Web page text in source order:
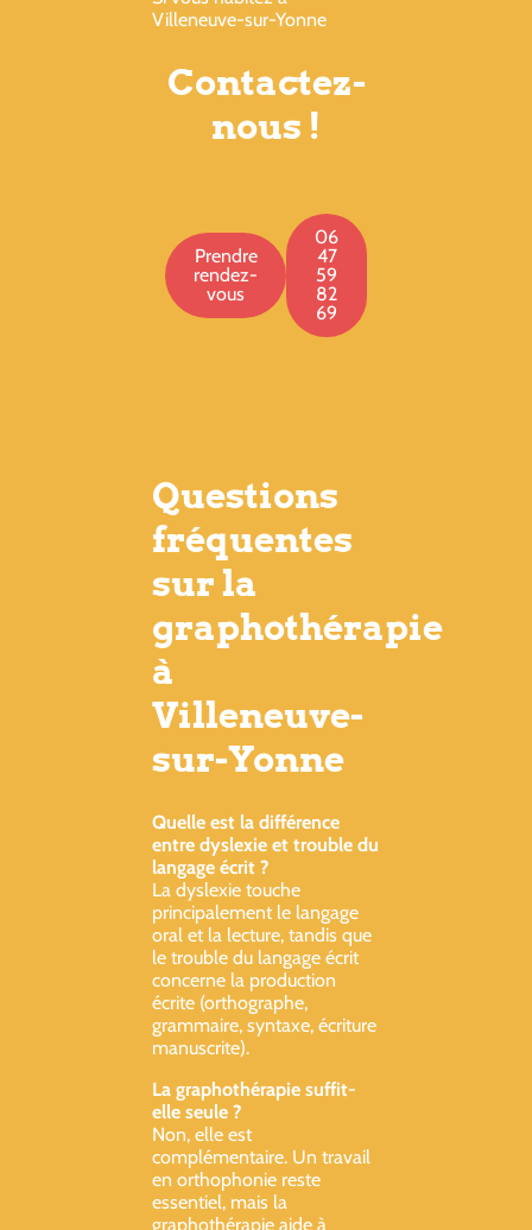
Villeneuve-sur-Yonne
Contactez-
nous !
Prendre
rendez-
vous
06
47
59
82
69
Questions
fréquentes
sur la
graphothérapie
à
Villeneuve-
sur-Yonne
Quelle est la différence
entre dyslexie et trouble du
langage écrit ?
La dyslexie touche
principalement le langage
oral et la lecture, tandis que
le trouble du langage écrit
concerne la production
écrite (orthographe,
grammaire, syntaxe, écriture
manuscrite).
La graphothérapie suffit-
elle seule ?
Non, elle est
complémentaire. Un travail
en orthophonie reste
essentiel, mais la
graphothérapie aide à